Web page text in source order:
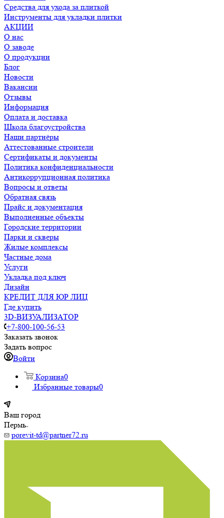
Средства для ухода за плиткой
Инструменты для укладки плитки
АКЦИИ
О нас
О заводе
О продукции
Блог
Новости
Вакансии
Отзывы
Информация
Оплата и доставка
Школа благоустройства
Наши партнёры
Аттестованные строители
Сертификаты и документы
Политика конфиденциальности
Антикоррупционная политика
Вопросы и ответы
Обратная связь
Прайс и документация
Выполненные объекты
Городские территории
Парки и скверы
Жилые комплексы
Частные дома
Услуги
Укладка под ключ
Дизайн
КРЕДИТ ДЛЯ ЮР ЛИЦ
Где купить
3D-ВИЗУАЛИЗАТОР
+7-800-100-56-53
Заказать звонок
Задать вопрос
Войти
Корзина0
Избранные товары0
Ваш город
Пермь
porevit-td@partner72.ru